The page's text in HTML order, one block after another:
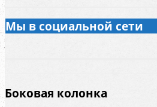
Мы в социальной сети
Боковая колонка